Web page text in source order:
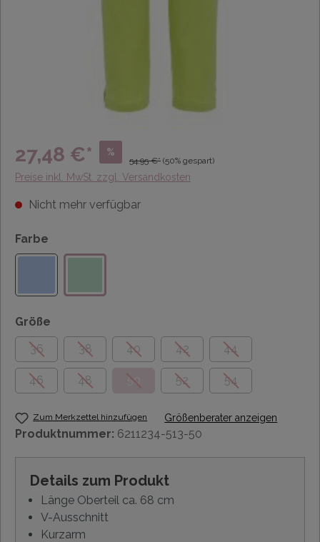
27,48 €* %
54,95 €* (50% gespart)
Preise inkl. MwSt. zzgl. Versandkosten
Nicht mehr verfügbar
Farbe
Größe
36
38 40 42 44
46 48 50 52 54
Zum Merkzettel hinzufügen Größenberater anzeigen
Produktnummer: 6211234-513-50
Details zum Produkt
Länge Oberteil ca. 68 cm
V-Ausschnitt
Kurzarm